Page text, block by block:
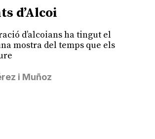
d’Alcoi
d’alcoians ha tingut el
mostra del temps que els
i Muñoz